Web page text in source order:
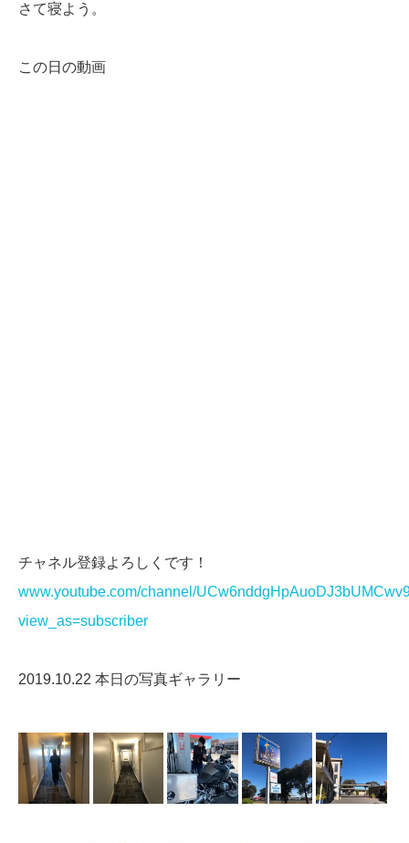
さて寝よう。
この日の動画
チャネル登録よろしくです！
www.youtube.com/channel/
view_as=subscriber
2019.10.22 本日の写真ギャラリー